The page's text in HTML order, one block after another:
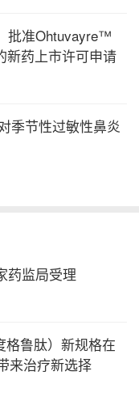
批准Ohtuvayre™
新药上市许可申请
季节性过敏性鼻炎
药监局受理
鲁肽）新规格在
来治疗新选择